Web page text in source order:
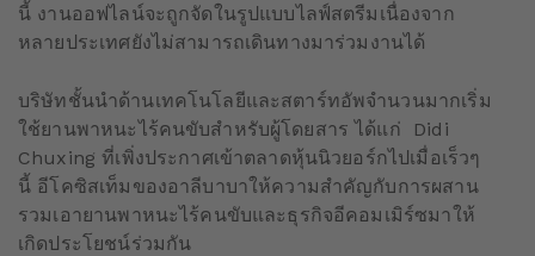
นี้ งานออฟไลน์จะถูกจัดในรูปแบบไลฟ์สตรีมเนื่องจาก
หลายประเทศยังไม่สามารถเดินทางมาร่วมงานได้
บริษัทชั้นนำด้านเทคโนโลยีและสตาร์ทอัพจำนวนมากเริ่ม
ใช้ยานพาหนะไร้คนขับสำหรับผู้โดยสาร ได้แก่ Didi
Chuxing ที่เพิ่งประกาศเข้าตลาดหุ้นนิวยอร์กไปเมื่อเร็วๆ
นี้ อีโคซิสเท็มของอาลีบาบาให้ความสำคัญกับการผสาน
รวมเอายานพาหนะไร้คนขับและธุรกิจอีคอมเมิร์ซมาให้
เกิดประโยชน์ร่วมกัน